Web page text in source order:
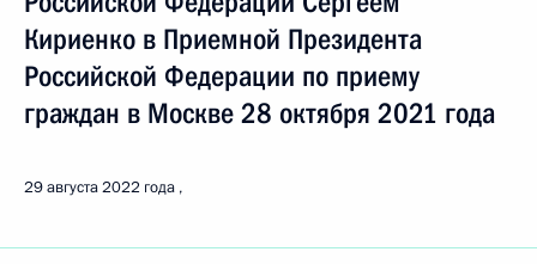
Кириенко в Приемной Президента
Российской Федерации по приему
граждан в Москве 28 октября 2021 года
29 августа 2022 года